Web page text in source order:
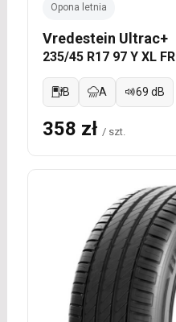
Opona letnia
Vredestein Ultrac+
235/45 R17 97 Y XL FR
B A 69 dB
358 zł / szt.